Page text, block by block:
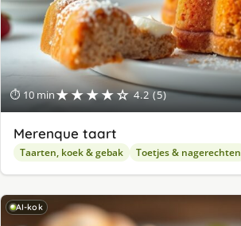
⏱ 10 min★★★★☆ 4.2 (5)
Merenque taart
Taarten, koek & gebak Toetjes & nagerechten
AI-kok